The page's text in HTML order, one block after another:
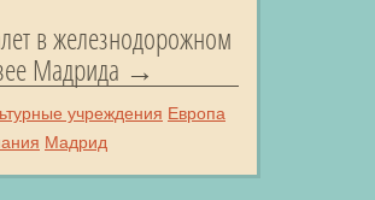
в железнодорожном
Мадрида
учреждения Европа
Мадрид